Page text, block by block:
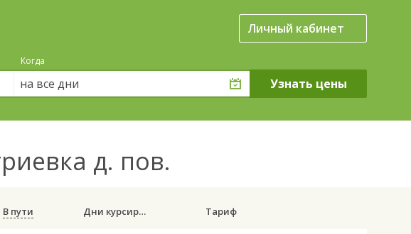
Личный кабинет
Когда
на все дни
д. пов.
В пути Дни курсирования Тариф